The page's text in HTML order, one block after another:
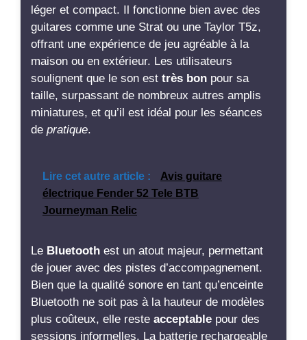
léger et compact. Il fonctionne bien avec des
guitares comme une Strat ou une Taylor T5z,
offrant une expérience de jeu agréable à la
maison ou en extérieur. Les utilisateurs
soulignent que le son est très bon pour sa
taille, surpassant de nombreux autres amplis
miniatures, et qu’il est idéal pour les séances
de pratique.
Lire cet autre article :
Avis guitare
électrique Fender 52 Tele BTB
Journeyman Relic
Le Bluetooth est un atout majeur, permettant
de jouer avec des pistes d’accompagnement.
Bien que la qualité sonore en tant qu’enceinte
Bluetooth ne soit pas à la hauteur de modèles
plus coûteux, elle reste acceptable pour des
sessions informelles. La batterie rechargeable